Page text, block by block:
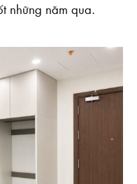
những năm qua.